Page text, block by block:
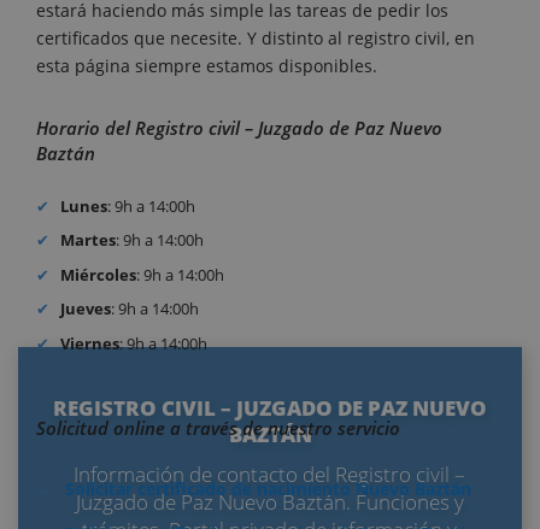
REGISTRO CIVIL – JUZGADO DE PAZ NUEVO
BAZTÁN
Información de contacto del Registro civil –
Juzgado de Paz Nuevo Baztán. Funciones y
estará haciendo más simple las tareas de pedir los
certificados que necesite. Y distinto al registro civil, en
esta página siempre estamos disponibles.
Horario del Registro civil – Juzgado de Paz Nuevo
Baztán
Lunes: 9h a 14:00h
Martes: 9h a 14:00h
Miércoles: 9h a 14:00h
Jueves: 9h a 14:00h
Viernes: 9h a 14:00h
Solicitud online a través de nuestro servicio
Solicitar certificado de nacimiento Nuevo Baztán